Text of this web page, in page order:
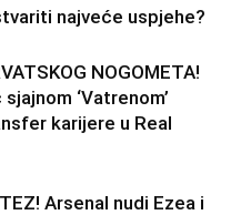
najveće uspjehe?
NOGOMETA!
‘Vatrenom’
karijere u Real
Arsenal nudi Ezea i